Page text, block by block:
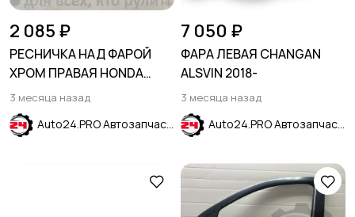
2 085 ₽
РЕСНИЧКА НАД ФАРОЙ
ХРОМ ПРАВАЯ HONDA
CIVIC X 2015-
3 месяца назад
Auto24.PRO Автозапчасти
7 050 ₽
ФАРА ЛЕВАЯ CHANGAN
ALSVIN 2018-
3 месяца назад
Auto24.PRO Автозапчасти